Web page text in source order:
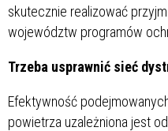
skutecznie realizować
województw programów
Trzeba usprawnić sieć
Efektywność
powietrza uzależniona jest